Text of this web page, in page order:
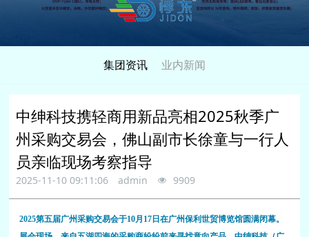
集团资讯 业内新闻
中绅科技携轻商用新品亮相2025秋季广
州采购交易会，佛山副市长徐童与一行人
员亲临现场考察指导
2025-11-10 09:11:06 admin 9909
2025第五届广州采购交易会于10月17日在广州保利世贸博览馆圆满闭幕。